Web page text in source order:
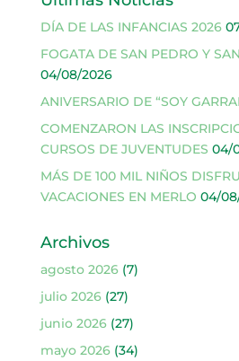
DÍA DE LAS INFANCIAS 2026
FOGATA DE SAN PEDRO Y
04/08/2026
ANIVERSARIO DE “SOY
COMENZARON LAS
CURSOS DE JUVENTUDES 04/
MÁS DE 100 MIL NIÑOS
VACACIONES EN MERLO 04/
Archivos
agosto 2026(7)
julio 2026(27)
junio 2026(27)
mayo 2026(34)